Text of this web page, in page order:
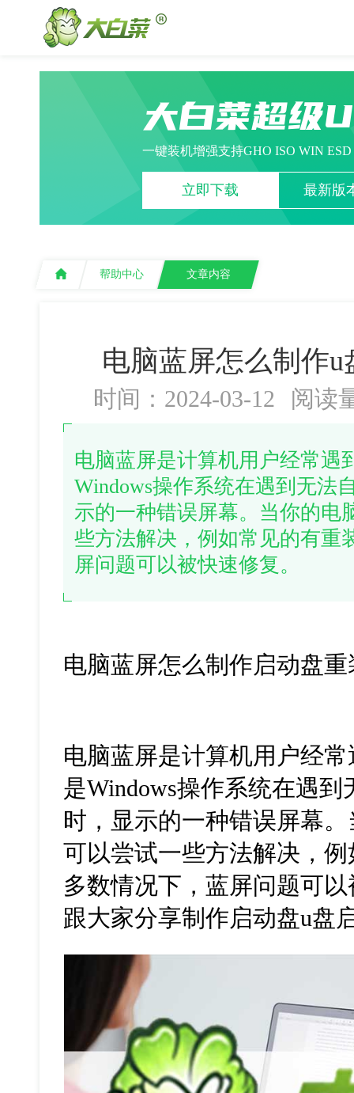
大白菜超级
一键装机增强支持GHO ISO WIN
立即下载 最新版
帮助中心 文章内容
电脑蓝屏怎么制作
时间：2024-03-12 阅读
电脑蓝屏是计算机用户经常遇
Windows操作系统在遇到无法
示的一种错误屏幕。当你的电
些方法解决，例如常见的有重
屏问题可以被快速修复。
电脑蓝屏怎么制作启动盘
电脑蓝屏是计算机用户经
是Windows操作系统在遇
时，显示的一种错误屏幕
可以尝试一些方法解决，
多数情况下，蓝屏问题可
跟大家分享制作启动盘u盘